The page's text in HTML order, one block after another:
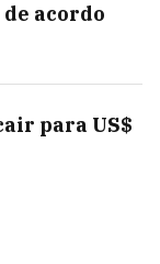
acordo
para US$